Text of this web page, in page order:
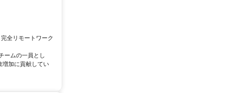
全リモートワーク
ームの一員とし
増加に貢献してい